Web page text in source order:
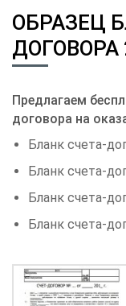
ОБРАЗЕЦ
ДОГОВОРА
Предлагаем
договора на
Бланк счета-
Бланк счета-
Бланк счета-
Бланк счета-